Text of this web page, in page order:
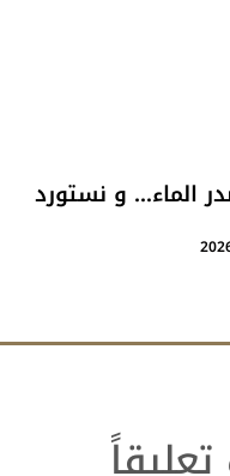
الماء… و نستورد